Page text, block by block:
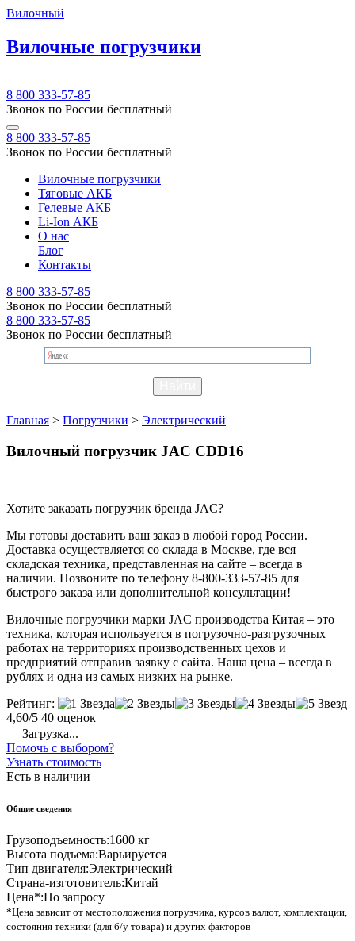
Вилочный
Вилочные погрузчики
8 800 333-57-85
Звонок по России бесплатный
8 800 333-57-85
Звонок по России бесплатный
Вилочные погрузчики
Тяговые АКБ
Гелевые АКБ
Li-Ion АКБ
О нас
Блог
Контакты
8 800 333-57-85
Звонок по России бесплатный
8 800 333-57-85
Звонок по России бесплатный
Главная > Погрузчики > Электрический
Вилочный погрузчик JAC CDD16
Хотите заказать погрузчик бренда JAC?
Мы готовы доставить ваш заказ в любой город России.
Доставка осуществляется со склада в Москве, где вся
складская техника, представленная на сайте – всегда в
наличии. Позвоните по телефону 8-800-333-57-85 для
быстрого заказа или дополнительной консультации!
Вилочные погрузчики марки JAC производства Китая – это
техника, которая используется в погрузочно-разгрузочных
работах на территориях производственных цехов и
предприятий отправив заявку с сайта. Наша цена – всегда в
рублях и одна из самых низких на рынке.
Рейтинг:
4,60/5 40 оценок
Загрузка...
Помочь с выбором?
Узнать стоимость
Есть в наличии
Общие сведения
Грузоподъемность:1600 кг
Высота подъема:Варьируется
Тип двигателя:Электрический
Страна-изготовитель:Китай
Цена*:По запросу
*Цена зависит от местоположения погрузчика, курсов валют, комплектации,
состояния техники (для б/у товара) и других факторов